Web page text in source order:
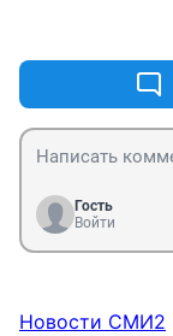
Гость
Войти
Новости СМИ2